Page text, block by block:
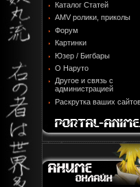
Каталог Статей
AMV ролики, приколы
Форум
Картинки
Юзер / Бигбары
О Наруто
Другое и связь с
администрацией
Раскрутка ваших